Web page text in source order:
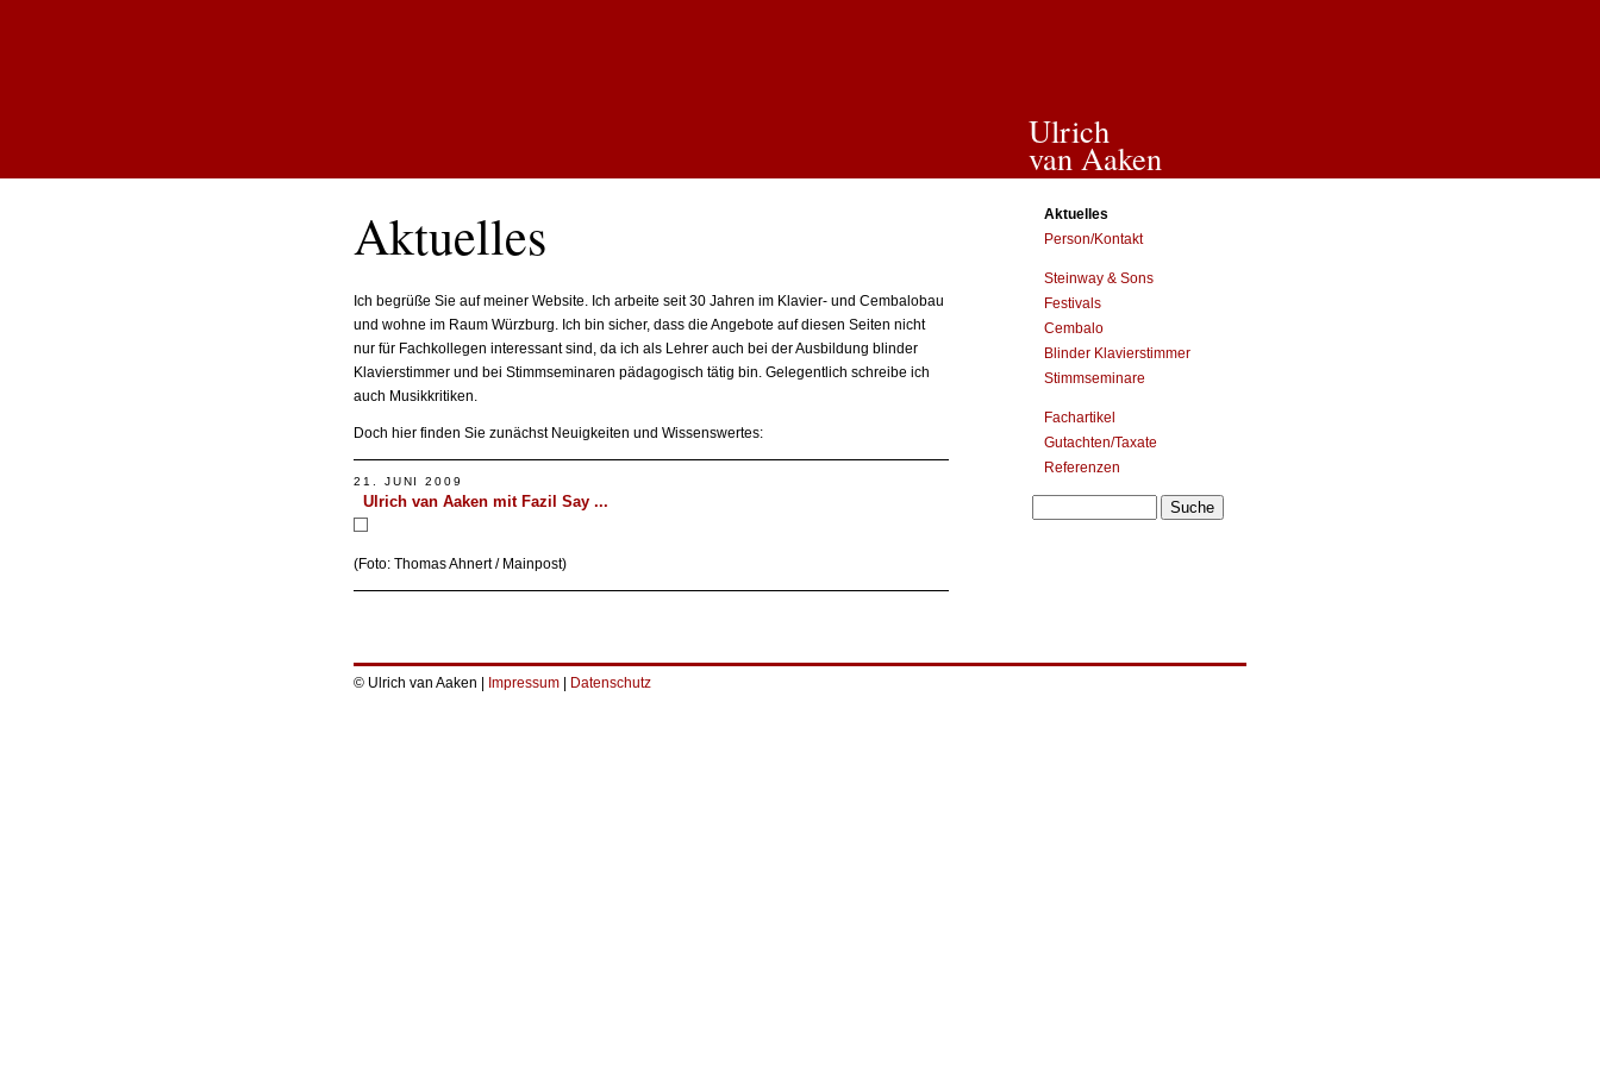
Ulrich
van Aaken
Aktuelles
Person/Kontakt
Steinway & Sons
Festivals
Cembalo
Blinder Klavierstimmer
Stimmseminare
Fachartikel
Gutachten/Taxate
Referenzen
Aktuelles
Ich begrüße Sie auf meiner Website. Ich arbeite seit 30 Jahren im Klavier- und Cembalobau
und wohne im Raum Würzburg. Ich bin sicher, dass die Angebote auf diesen Seiten nicht
nur für Fachkollegen interessant sind, da ich als Lehrer auch bei der Ausbildung blinder
Klavierstimmer und bei Stimmseminaren pädagogisch tätig bin. Gelegentlich schreibe ich
auch Musikkritiken.
Doch hier finden Sie zunächst Neuigkeiten und Wissenswertes:
21. JUNI 2009
Ulrich van Aaken mit Fazil Say ...
(Foto: Thomas Ahnert / Mainpost)
© Ulrich van Aaken | Impressum | Datenschutz